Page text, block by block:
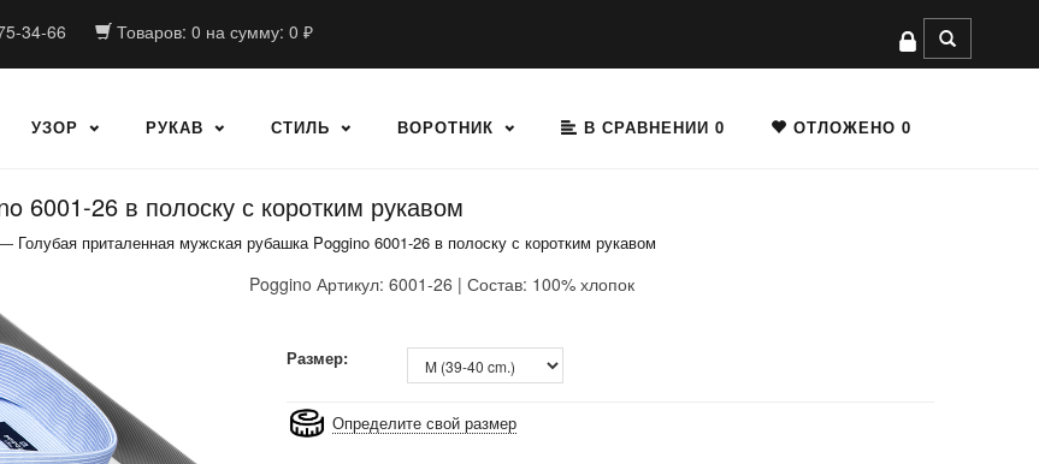
34-66 Товаров: 0 на сумму: 0 ₽
УЗОР РУКАВ СТИЛЬ ВОРОТНИК В СРАВНЕНИИ 0 ОТЛОЖЕНО 0
6001-26 в полоску с коротким рукавом
Голубая приталенная мужская рубашка Poggino 6001-26 в полоску с коротким рукавом
Poggino Артикул: 6001-26 | Состав: 100% хлопок
Размер:
Определите свой размер